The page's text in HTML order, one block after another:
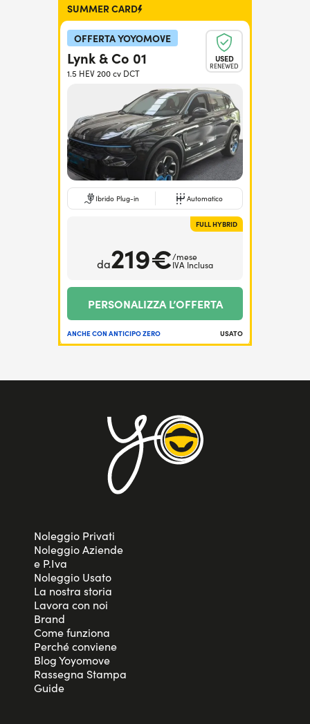
SUMMER CARD
OFFERTA YOYOMOVE
USED
RENEWED
Lynk & Co 01
1.5 HEV 200 cv DCT
Ibrido Plug-in Automatico
FULL HYBRID
da219€/mese
IVA Inclusa
PERSONALIZZA L’OFFERTA
ANCHE CON ANTICIPO ZERO USATO
Noleggio Privati
Noleggio Aziende
e P.Iva
Noleggio Usato
La nostra storia
Lavora con noi
Brand
Come funziona
Perché conviene
Blog Yoyomove
Rassegna Stampa
Guide